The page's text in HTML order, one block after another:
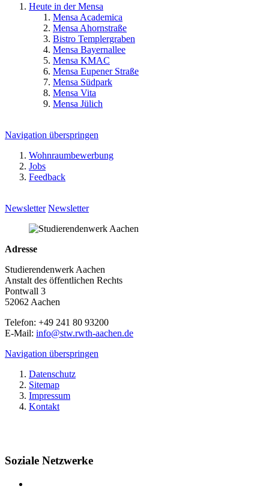
Heute in der Mensa
Mensa Academica
Mensa Ahornstraße
Bistro Templergraben
Mensa Bayernallee
Mensa KMAC
Mensa Eupener Straße
Mensa Südpark
Mensa Vita
Mensa Jülich
Navigation überspringen
Wohnraumbewerbung
Jobs
Feedback
Newsletter Newsletter
Adresse
Studierendenwerk Aachen
Anstalt des öffentlichen Rechts
Pontwall 3
52062 Aachen
Telefon: +49 241 80 93200
E-Mail: info@stw.rwth-aachen.de
Navigation überspringen
Datenschutz
Sitemap
Impressum
Kontakt
Soziale Netzwerke